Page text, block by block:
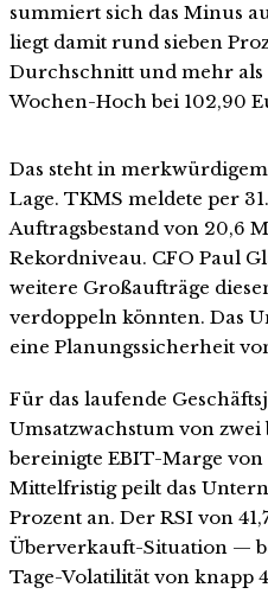
summiert sich das Minus
liegt damit rund sieben
Durchschnitt und mehr als
Wochen-Hoch bei 102,90
Das steht in
Lage. TKMS meldete per
Auftragsbestand von 20,6
Rekordniveau. CFO Paul
weitere Großaufträge
verdoppeln könnten. Das
eine Planungssicherheit
Für das laufende
Umsatzwachstum von
bereinigte EBIT-Marge von
Mittelfristig peilt das
Prozent an. Der RSI von
Überverkauft-Situation —
Tage-Volatilität von knapp